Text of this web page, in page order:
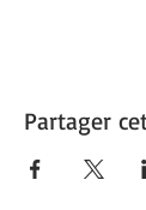
Partager